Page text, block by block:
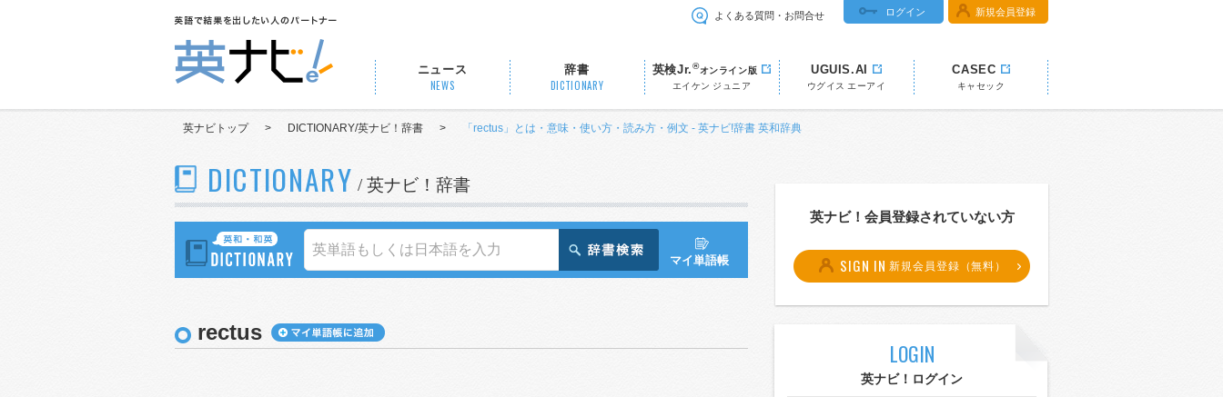
よくある質問・お問合せ ログイン 新規会員登録
ニュース
NEWS
辞書
DICTIONARY
英検Jr.®オンライン版
エイケン ジュニア
UGUIS.AI
ウグイス エーアイ
CASEC
キャセック
英ナビトップ > DICTIONARY/英ナビ！辞書 > 「rectus」とは・意味・使い方・読み方・例文 - 英ナビ!辞書 英和辞典
DICTIONARY / 英ナビ！辞書
マイ単語帳
rectus
英ナビ！会員登録されていない方
SIGN IN 新規会員登録（無料）
LOGIN
英ナビ！ログイン